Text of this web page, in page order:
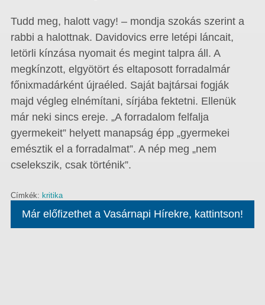
Tudd meg, halott vagy! – mondja szokás szerint a
rabbi a halottnak. Davidovics erre letépi láncait,
letörli kínzása nyomait és megint talpra áll. A
megkínzott, elgyötört és eltaposott forradalmár
főnixmadárként újraéled. Saját bajtársai fogják
majd végleg elnémítani, sírjába fektetni. Ellenük
már neki sincs ereje. „A forradalom felfalja
gyermekeit” helyett manapság épp „gyermekei
emésztik el a forradalmat”. A nép meg „nem
cselekszik, csak történik”.
Címkék: kritika
Már előfizethet a Vasárnapi Hírekre, kattintson!